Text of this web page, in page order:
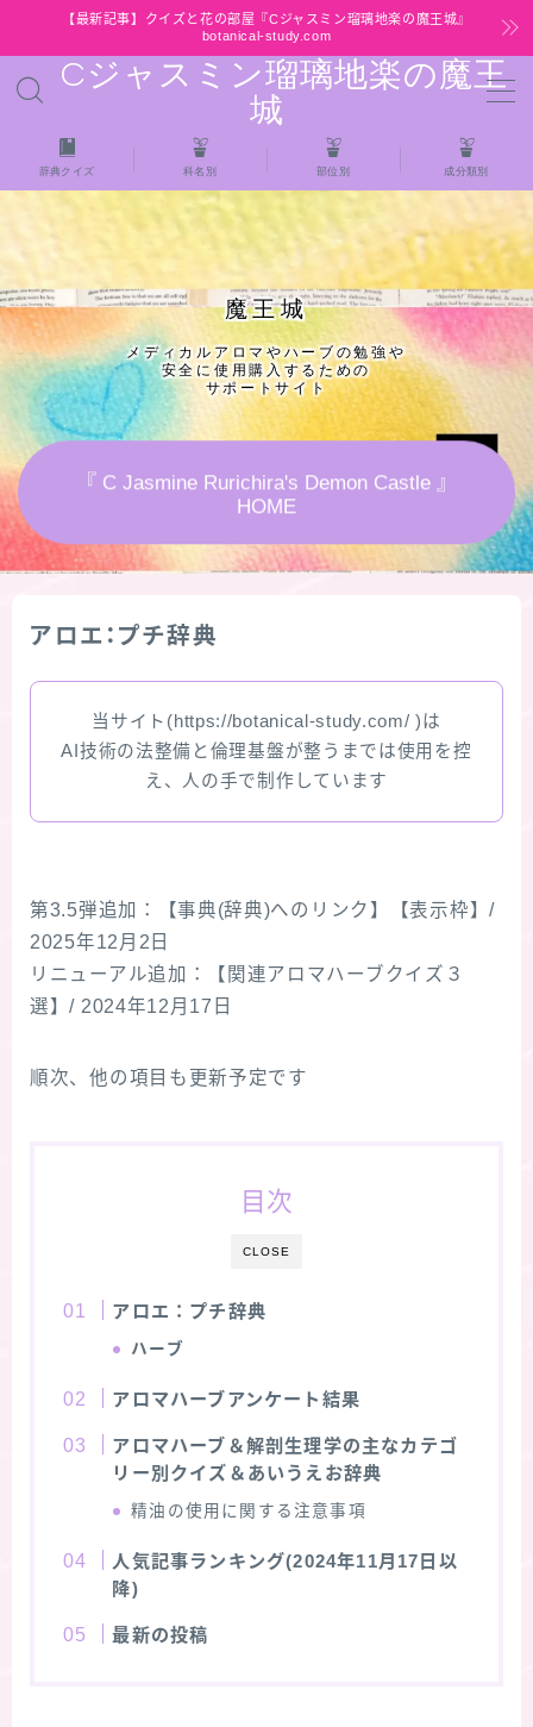
【最新記事】クイズと花の部屋『Cジャスミン瑠璃地楽の魔王城』
botanical-study.com
Cジャスミン瑠璃地楽の魔王
城
MENU
HOME
【最新】クイズと花の部屋
★全種/アロマハーブスパイス基材 プチ辞典ク
イズ＆プチ辞典
★アロマ検定＋αクイズ
★アロマハーブ傾向チェック
秘密部屋
お知らせ
公式ウェブサイト『Botanical Study』
プロフィール
アロマハーブアンケート
サイトマップ
辞典クイズ 科名別 部位別 成分類別
魔王城
メディカルアロマやハーブの勉強や
安全に使用購入するための
サポートサイト
『 C Jasmine Rurichira's Demon Castle 』
HOME
アロエ：プチ辞典
当サイト(https://botanical-study.com/ )は
AI技術の法整備と倫理基盤が整うまでは使用を控
え、人の手で制作しています
第3.5弾追加：【事典(辞典)へのリンク】【表示枠】/
2025年12月2日
リニューアル追加：【関連アロマハーブクイズ３
選】/ 2024年12月17日
順次、他の項目も更新予定です
CLOSE
目次
アロエ：プチ辞典
ハーブ
アロマハーブアンケート結果
アロマハーブ＆解剖生理学の主なカテゴ
リー別クイズ＆あいうえお辞典
精油の使用に関する注意事項
人気記事ランキング(2024年11月17日以
降)
最新の投稿